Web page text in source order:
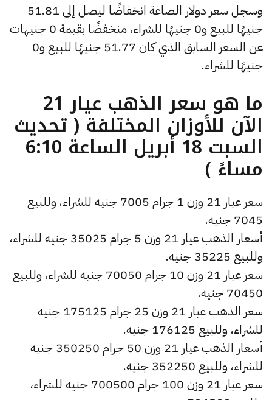
وسجل سعر دولار الصاغة انخفاضًا ليصل إلى 51.81
جنيهًا للبيع و0 جنيهًا للشراء، منخفضًا بقيمة 0 جنيهات
عن السعر السابق الذي كان 51.77 جنيهًا للبيع و0
جنيهًا للشراء.
ما هو سعر الذهب عيار 21
الآن للأوزان المختلفة ( تحديث
السبت 18 أبريل الساعة 6:10
مساءً )
سعر عيار 21 وزن 1 جرام 7005 جنيه للشراء، وللبيع
7045 جنيه.
أسعار الذهب عيار 21 وزن 5 جرام 35025 جنيه للشراء،
وللبيع 35225 جنيه.
سعر عيار 21 وزن 10 جرام 70050 جنيه للشراء، وللبيع
70450 جنيه.
سعر الذهب عيار 21 وزن 25 جرام 175125 جنيه
للشراء، وللبيع 176125 جنيه.
أسعار الذهب عيار 21 وزن 50 جرام 350250 جنيه
للشراء، وللبيع 352250 جنيه.
سعر عيار 21 وزن 100 جرام 700500 جنيه للشراء،